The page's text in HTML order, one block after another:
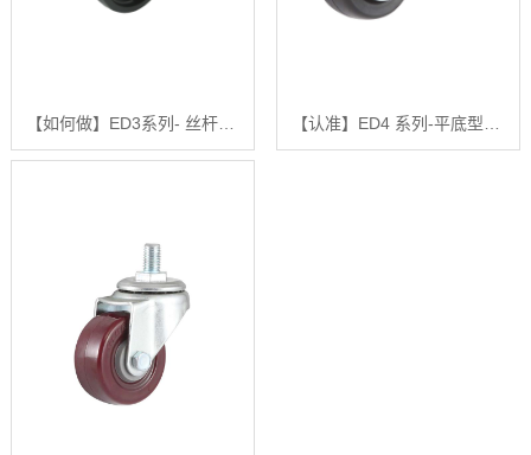
【如何做】ED3系列- 丝杆型（镀锌）【有什么用?】